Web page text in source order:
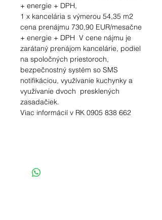
+ energie + DPH,
1 x kancelária s výmerou 54,35 m2
cena prenájmu 730,90 EUR/mesačne
+ energie + DPH V cene nájmu je
zarátaný prenájom kancelárie, podiel
na spoločných priestoroch,
bezpečnostný systém so SMS
notifikáciou, využívanie kuchynky a
využívanie dvoch presklených
zasadačiek.
Viac informácií v RK 0905 838 662